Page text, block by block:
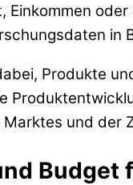
Einkommen
in
Produkte
und der
Budget